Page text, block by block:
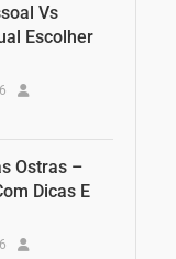
Vs
Escolher
Ostras –
Dicas E